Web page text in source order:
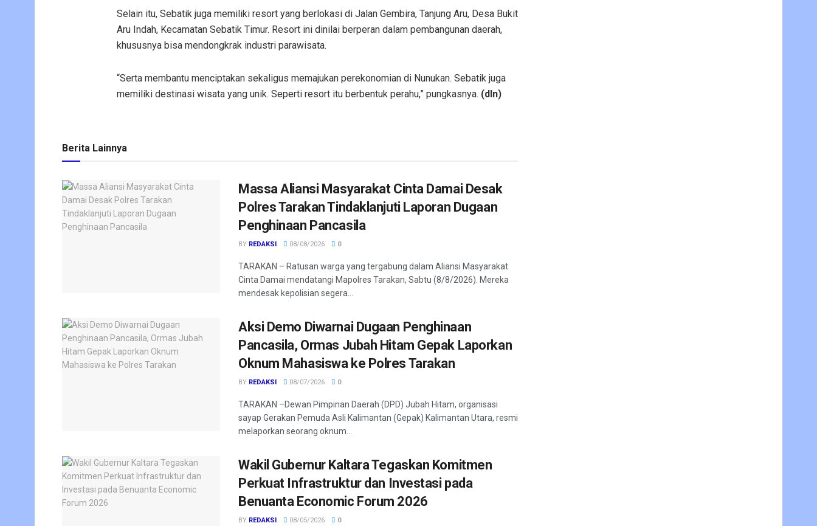
Selain itu, Sebatik juga memiliki resort yang berlokasi di Jalan Gembira, Tanjung Aru, Desa Bukit
Aru Indah, Kecamatan Sebatik Timur. Resort ini dinilai berperan dalam pembangunan daerah,
khususnya bisa mendongkrak industri parawisata.
“Serta membantu menciptakan sekaligus memajukan perekonomian di Nunukan. Sebatik juga
memiliki destinasi wisata yang unik. Seperti resort itu berbentuk perahu,” pungkasnya. (dln)
Berita Lainnya
Massa Aliansi Masyarakat Cinta Damai Desak
Polres Tarakan Tindaklanjuti Laporan Dugaan
Penghinaan Pancasila
BY REDAKSI 08/08/2026 0
TARAKAN – Ratusan warga yang tergabung dalam Aliansi Masyarakat
Cinta Damai mendatangi Mapolres Tarakan, Sabtu (8/8/2026). Mereka
mendesak kepolisian segera...
Aksi Demo Diwarnai Dugaan Penghinaan
Pancasila, Ormas Jubah Hitam Gepak Laporkan
Oknum Mahasiswa ke Polres Tarakan
BY REDAKSI 08/07/2026 0
TARAKAN –Dewan Pimpinan Daerah (DPD) Jubah Hitam, organisasi
sayap Gerakan Pemuda Asli Kalimantan (Gepak) Kalimantan Utara, resmi
melaporkan seorang oknum...
Wakil Gubernur Kaltara Tegaskan Komitmen
Perkuat Infrastruktur dan Investasi pada
Benuanta Economic Forum 2026
BY REDAKSI 08/05/2026 0